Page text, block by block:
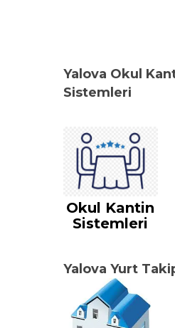
Yalova Okul
Sistemleri
Okul Kantin
Sistemleri
Yalova Yurt